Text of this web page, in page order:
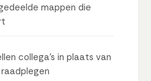
mappen die
collega's in plaats van